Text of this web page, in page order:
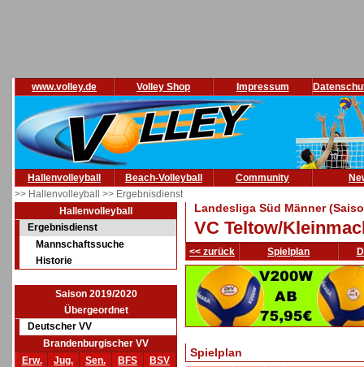
www.volley.de Volley Shop Impressum
Hallenvolleyball Beach-Volleyball Community
>> Hallenvolleyball >> Ergebnisdienst
Hallenvolleyball
Ergebnisdienst
Mannschaftssuche
Historie
Saison 2019/2020
Übergeordnet
Deutscher VV
Brandenburgischer VV
Erw.
Jug. Sen. BFS
BSV
Landesliga Süd Männer
VC Teltow/
<< zurück Spielplan
Spielplan